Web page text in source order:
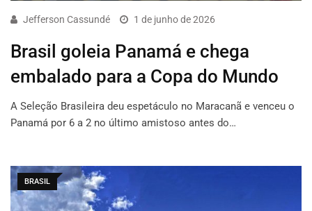
Jefferson Cassundé 1 de junho de 2026
Brasil goleia Panamá e chega
embalado para a Copa do Mundo
A Seleção Brasileira deu espetáculo no Maracanã e venceu o
Panamá por 6 a 2 no último amistoso antes do…
BRASIL